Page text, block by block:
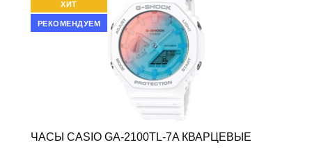
ХИТ
РЕКОМЕНДУЕМ
ЧАСЫ CASIO GA-2100TL-7A КВАРЦЕВЫЕ